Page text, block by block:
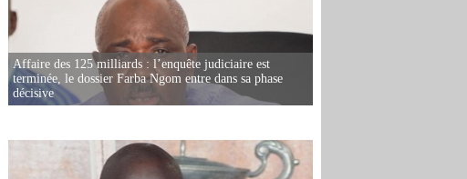
Affaire des 125 milliards : l’enquête judiciaire est
terminée, le dossier Farba Ngom entre dans sa phase
décisive